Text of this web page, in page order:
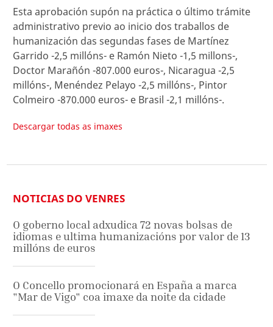
Esta aprobación supón na práctica o último trámite
administrativo previo ao inicio dos traballos de
humanización das segundas fases de Martínez
Garrido -2,5 millóns- e Ramón Nieto -1,5 millons-,
Doctor Marañón -807.000 euros-, Nicaragua -2,5
millóns-, Menéndez Pelayo -2,5 millóns-, Pintor
Colmeiro -870.000 euros- e Brasil -2,1 millóns-.
Descargar todas as imaxes
NOTICIAS DO VENRES
O goberno local adxudica 72 novas bolsas de
idiomas e ultima humanizacións por valor de 13
millóns de euros
O Concello promocionará en España a marca
"Mar de Vigo" coa imaxe da noite da cidade